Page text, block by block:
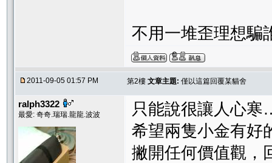
不用一堆歪理想騙
2011-09-05 01:57 PM 第2樓 文章主題: 僅以這篇回覆某貓舍
ralph3322
最愛: 奇奇.瑞瑞.龍龍.波波
只能說很讓人心
希望兩隻小金有
撇開任何價值觀，